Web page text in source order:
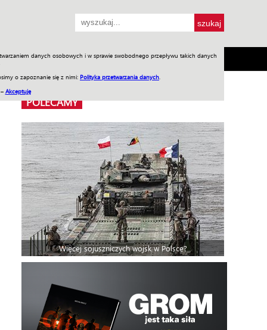
danych osobowych i w sprawie swobodnego przepływu takich danych
o zapoznanie się z nimi: Polityka przetwarzania danych
Akceptuję
SKLEP Jednodniówki Praca w WIW
POLECAMY
Więcej sojuszniczych wojsk w Polsce?